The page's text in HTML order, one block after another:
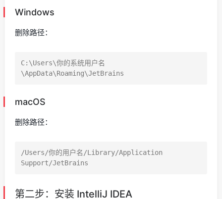
Windows
删除路径：
C:\Users\你的系统用户名
macOS
删除路径：
/Users/你的用户名/Library/Application
第二步：安装 IntelliJ IDEA